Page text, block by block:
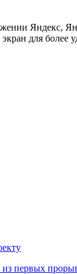
Яндекс,
для более
из первых